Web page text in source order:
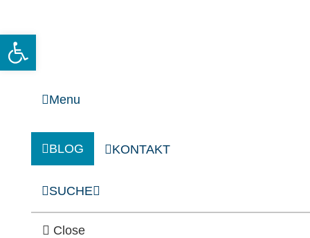
Menu
BLOG KONTAKT
SUCHE
Close
Open toolbar